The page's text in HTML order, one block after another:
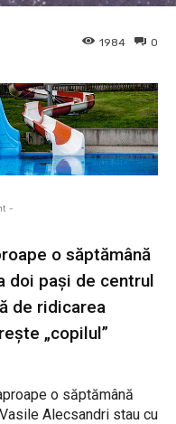
0
1984
-
o săptămână
doi pași de centrul
de ridicarea
„copilul”
o săptămână
Alecsandri stau cu